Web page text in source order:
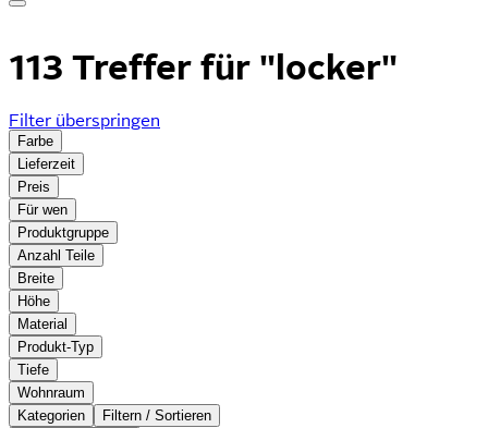
113 Treffer für "locker"
Filter überspringen
Farbe
Lieferzeit
Preis
Für wen
Produktgruppe
Anzahl Teile
Breite
Höhe
Material
Produkt-Typ
Tiefe
Wohnraum
Kategorien
Filtern / Sortieren